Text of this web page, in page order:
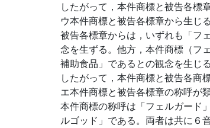
したがって，本件商標と被告各標
ウ本件商標と被告各標章から生じ
被告各標章からは，いずれも「フ
念を生ずる。他方，本件商標（フ
補助食品」であるとの観念を生じる
したがって，本件商標と被告各商
エ本件商標と被告各標章の称呼が
本件商標の称呼は「フェルガード
ルゴッド」である。両者は共に６